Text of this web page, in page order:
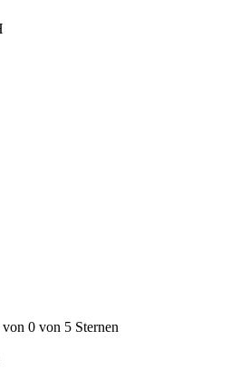
0 von 5 Sternen